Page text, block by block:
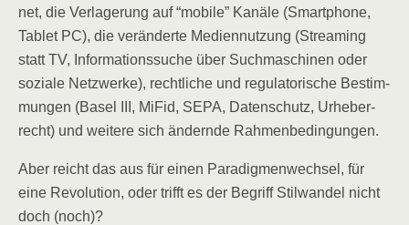
net, die Ver­la­ge­rung auf “mobi­le” Kanä­le (Smart­phone,
Tablet PC), die ver­än­der­te Medi­en­nut­zung (Strea­ming
statt TV, Infor­ma­ti­ons­su­che über Such­ma­schi­nen oder
sozia­le Netz­wer­ke), recht­li­che und regu­la­to­ri­sche Bestim­
mun­gen (Basel III, MiFid, SEPA, Daten­schutz, Urhe­ber­
recht) und wei­te­re sich ändern­de Rahmenbedingungen.
Aber reicht das aus für einen Para­dig­men­wech­sel, für
eine Revo­lu­ti­on, oder trifft es der Begriff Stil­wan­del nicht
doch (noch)?